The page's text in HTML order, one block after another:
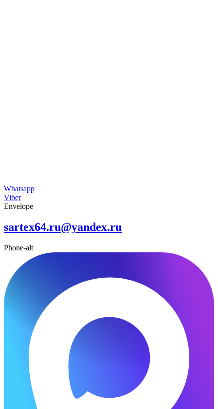
Whatsapp
Viber
Envelope
sartex64.ru@yandex.ru
Phone-alt